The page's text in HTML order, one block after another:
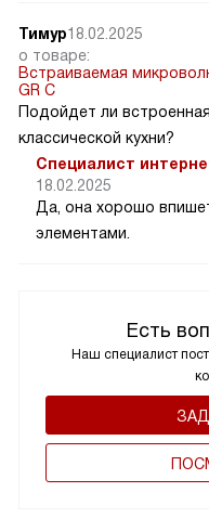
Есть
Наш специалист
Тимур18.02.2025
о товаре:
Встраиваемая
GR C
Подойдет ли
классической кухни?
Специалист
18.02.2025
Да, она хорошо
элементами.